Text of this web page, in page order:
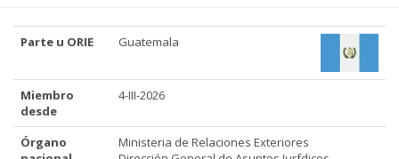
Parte u ORIE Guatemala
Miembro
desde
4-III-2026
Órgano
Ministeria de Relaciones Exteriores